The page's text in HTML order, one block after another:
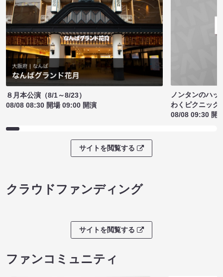
８月本公演（8/1～8/23）
08/08 08:30 開場 09:00 開演
ノンタンのハッ
わくピクニック
08/08 09:30 開
サイトを閲覧する
クラウドファンディング
サイトを閲覧する
ファンコミュニティ